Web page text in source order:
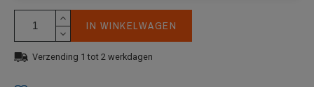
IN WINKELWAGEN
Verzending 1 tot 2 werkdagen